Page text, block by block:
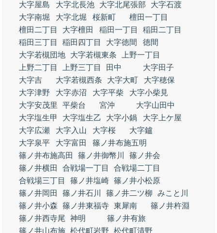
大字屋島
大字北長池 大字北尾張部
大字石渡
大字南堀
大字北堀 桜新町
檀田一丁目
檀田二丁目
大字檀田 稲田一丁目
稲田二丁目
稲田三丁目
稲田四丁目 大字徳間
徳間
大字若槻団地
大字若槻東条
上野一丁目
上野二丁目
上野三丁目 田中
大字田子
大字吉
大字若槻西条 大字大町
大字穂保
大字津野
大字赤沼 大字平柴
大字小柴見
大字安茂里
平柴台 宮沖
大字山田中
大字塩生甲
大字塩生乙 大字小鍋
大字上ケ屋
大字広瀬
大字入山 大字桜
大字鑪
大字泉平
大字富田
篠ノ井布施五明
篠ノ井布施高田
篠ノ井御幣川
篠ノ井会
篠ノ井横田
合戦場一丁目
合戦場二丁目
合戦場三丁目
篠ノ井塩崎 篠ノ井小松原
篠ノ井岡田
篠ノ井石川 篠ノ井二ツ柳
みこと川
篠ノ井小森
篠ノ井東福寺 東犀南
篠ノ井杵淵
篠ノ井西寺尾
神明
篠ノ井有旅
篠ノ井山布施 松代町岩野
松代町清野